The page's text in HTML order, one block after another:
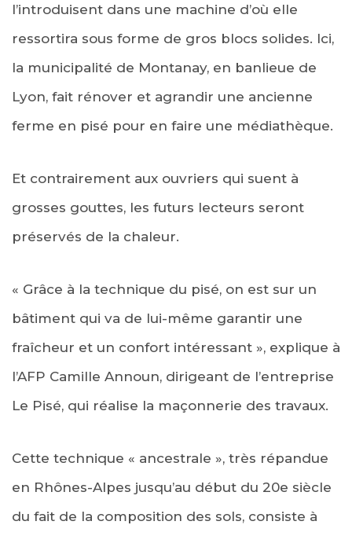
l’introduisent dans une machine d’où elle
ressortira sous forme de gros blocs solides. Ici,
la municipalité de Montanay, en banlieue de
Lyon, fait rénover et agrandir une ancienne
ferme en pisé pour en faire une médiathèque.
Et contrairement aux ouvriers qui suent à
grosses gouttes, les futurs lecteurs seront
préservés de la chaleur.
« Grâce à la technique du pisé, on est sur un
bâtiment qui va de lui-même garantir une
fraîcheur et un confort intéressant », explique à
l’AFP Camille Announ, dirigeant de l’entreprise
Le Pisé, qui réalise la maçonnerie des travaux.
Cette technique « ancestrale », très répandue
en Rhônes-Alpes jusqu’au début du 20e siècle
du fait de la composition des sols, consiste à